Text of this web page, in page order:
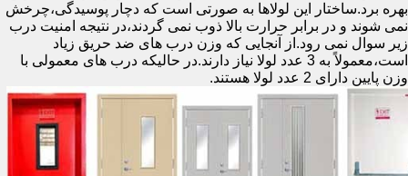
بهره برد.ساختار این لولاها به صورتی است که دچار پوسیدگی،چرخش
نمی شوند و در برابر حرارت بالا ذوب نمی گردند،در نتیجه امنیت درب
زیر سوال نمی رود.از آنجایی که وزن درب های ضد حریق زیاد
است،معمولاً به 3 عدد لولا نیاز دارند.در حالیکه درب های معمولی با
وزن پایین دارای 2 عدد لولا هستند.